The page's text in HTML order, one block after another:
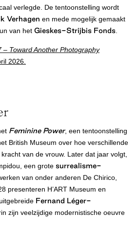
verlegde. De tentoonstelling wordt
Verhagen en mede mogelijk gemaakt
van het Gieskes-Strijbis Fonds
– Toward Another Photography
2026.
Feminine Power, een tentoonstelling
British Museum over hoe verschillende
van de vrouw. Later dat jaar volgt,
een grote surrealisme-
van onder anderen De Chirico,
presenteren H’ART Museum en
Fernand Léger-
zijn veelzijdige modernistische oeuvre